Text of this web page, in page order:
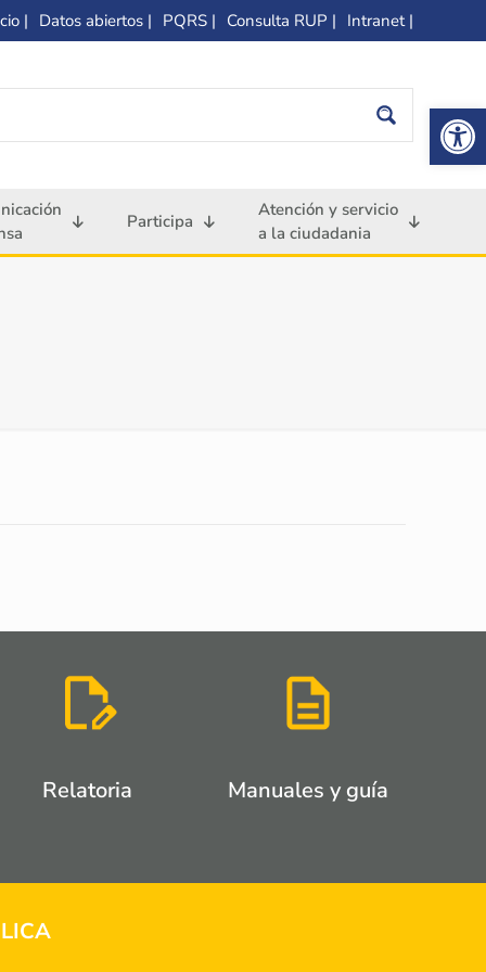
| Datos abiertos | PQRS | Consulta RUP | Intranet |
Participa
Atención y servicio
a la ciudadania
Relatoria Manuales y guía